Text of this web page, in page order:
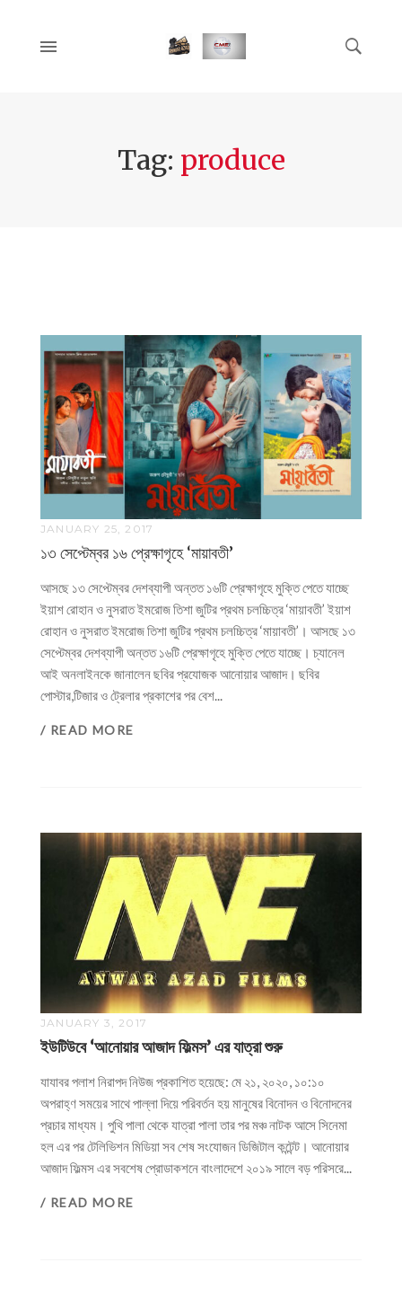
Tag: produce
JANUARY 25, 2017
১৩ সেপ্টেম্বর ১৬ প্রেক্ষাগৃহে ‘মায়াবতী’
আসছে ১৩ সেপ্টেম্বর দেশব্যাপী অন্তত ১৬টি প্রেক্ষাগৃহে মুক্তি পেতে যাচ্ছে
ইয়াশ রোহান ও নুসরাত ইমরোজ তিশা জুটির প্রথম চলচ্চিত্র ‘মায়াবতী’ ইয়াশ
রোহান ও নুসরাত ইমরোজ তিশা জুটির প্রথম চলচ্চিত্র ‘মায়াবতী’। আসছে ১৩
সেপ্টেম্বর দেশব্যাপী অন্তত ১৬টি প্রেক্ষাগৃহে মুক্তি পেতে যাচ্ছে। চ্যানেল
আই অনলাইনকে জানালেন ছবির প্রযোজক আনোয়ার আজাদ। ছবির
পোস্টার,টিজার ও ট্রেলার প্রকাশের পর বেশ...
/ READ MORE
JANUARY 3, 2017
ইউটিউবে ‘আনোয়ার আজাদ ফিল্মস’ এর যাত্রা শুরু
যাযাবর পলাশ নিরাপদ নিউজ প্রকাশিত হয়েছে: মে ২১, ২০২০, ১০:১০
অপরাহ্ণ সময়ের সাথে পাল্লা দিয়ে পরিবর্তন হয় মানুষের বিনোদন ও বিনোদনের
প্রচার মাধ্যম। পুথি পালা থেকে যাত্রা পালা তার পর মঞ্চ নাটক আসে সিনেমা
হল এর পর টেলিভিশন মিডিয়া সব শেষ সংযোজন ডিজিটাল কন্টেন্ট। আনোয়ার
আজাদ ফিল্মস এর সবশেষ প্রোডাকশনে বাংলাদেশে ২০১৯ সালে বড় পরিসরে...
/ READ MORE